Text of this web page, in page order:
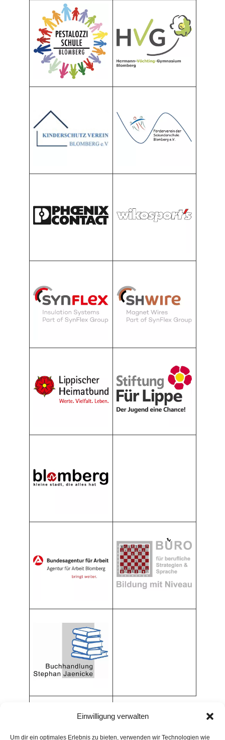
Einwilligung verwalten
Um dir ein optimales Erlebnis zu bieten, verwenden wir Technologien wie